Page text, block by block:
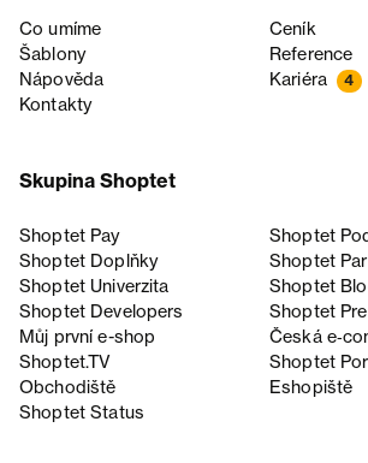
Co umíme
Ceník
Šablony
Reference
Nápověda
Kariéra 4
Kontakty
Skupina Shoptet
Shoptet Pay
Shoptet
Shoptet Doplňky
Shoptet
Shoptet Univerzita
Shoptet
Shoptet Developers
Shoptet
Můj první e-shop
Česká
Shoptet.TV
Shoptet
Obchodiště
Eshopiště
Shoptet Status